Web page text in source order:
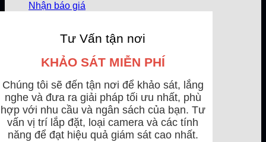
Nhận báo giá
Tư Vấn tận nơi
KHẢO SÁT MIỄN PHÍ
Chúng tôi sẽ đến tận nơi để khảo sát, lắng
nghe và đưa ra giải pháp tối ưu nhất, phù
hợp với nhu cầu và ngân sách của bạn. Tư
vấn vị trí lắp đặt, loại camera và các tính
năng để đạt hiệu quả giám sát cao nhất.